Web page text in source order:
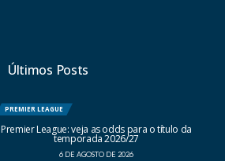
Últimos Posts
PREMIER LEAGUE
Premier League: veja as odds para o título da
temporada 2026/27
6 DE AGOSTO DE 2026